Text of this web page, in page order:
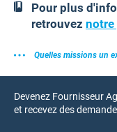
Pour plus
retrouvez notre
Quelles missions un
Devenez Fournisseur
et recevez des